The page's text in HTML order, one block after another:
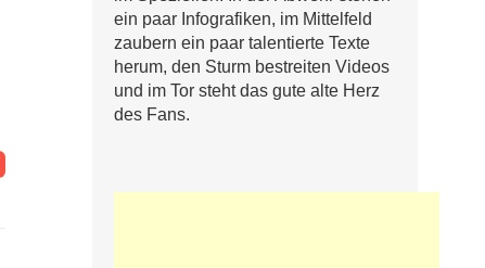
ein paar Infografiken, im Mittelfeld
zaubern ein paar talentierte Texte
herum, den Sturm bestreiten Videos
und im Tor steht das gute alte Herz
des Fans.